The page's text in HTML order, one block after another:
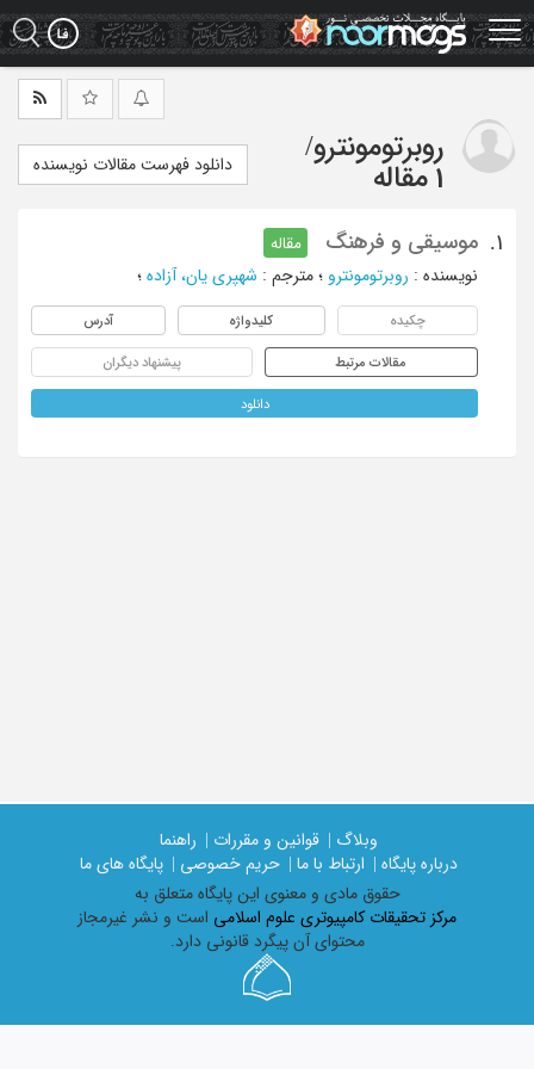
Skip
to
main
روبرتومونترو/
1 مقاله
دانلود فهرست مقالات نویسنده
1. موسیقی و فرهنگ
مقاله
نویسنده : روبرتومونترو ؛ مترجم : شهپری یان، آزاده ؛
چکیده کلیدواژه آدرس
مقالات مرتبط پیشنهاد دیگران
دانلود
وبلاگ | قوانین و مقررات |
راهنما
درباره پایگاه |
ارتباط با ما | حریم خصوصی |
پایگاه های ما
حقوق مادی و معنوی اين پايگاه متعلق به
مرکز تحقیقات کامپیوتری علوم اسلامی است و نشر غیرمجاز
محتوای آن پیگرد قانونی دارد.